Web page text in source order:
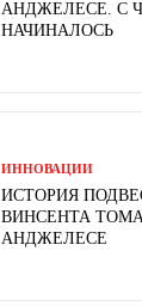
АНДЖЕЛЕСЕ. С
НАЧИНАЛОСЬ
ИННОВАЦИИ
ИСТОРИЯ
ВИНСЕНТА
АНДЖЕЛЕСЕ